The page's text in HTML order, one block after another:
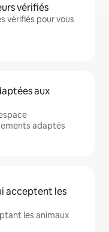
vérifiés
vérifiés pour vous
aux
adaptés
acceptent les
les animaux